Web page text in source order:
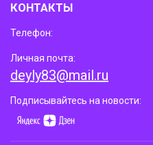
КОНТАКТЫ
Телефон:
Личная почта:
deyly83@mail.ru
Подписывайтесь на новости: